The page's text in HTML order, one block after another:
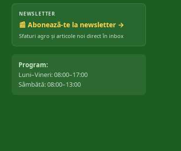
NEWSLETTER
📰 Abonează-te la newsletter →
Sfaturi agro și articole noi direct în inbox
Program:
Luni–Vineri: 08:00–17:00
Sâmbătă: 08:00–13:00